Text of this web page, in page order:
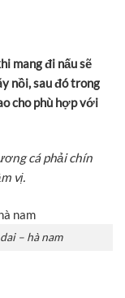
mang đi nấu sẽ
nồi, sau đó trong
cho phù hợp với
cá phải chín
vị.
– hà nam